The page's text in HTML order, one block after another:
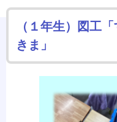
（１年生）図工
きま」